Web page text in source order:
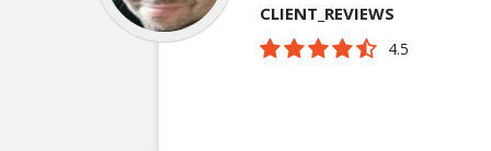
CLIENT_REVIEWS
4.5